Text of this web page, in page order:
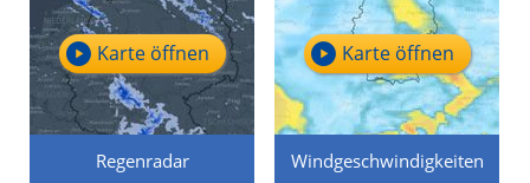
Regenradar
Karte öffnen
Windgeschwindigkeiten
Karte öffnen